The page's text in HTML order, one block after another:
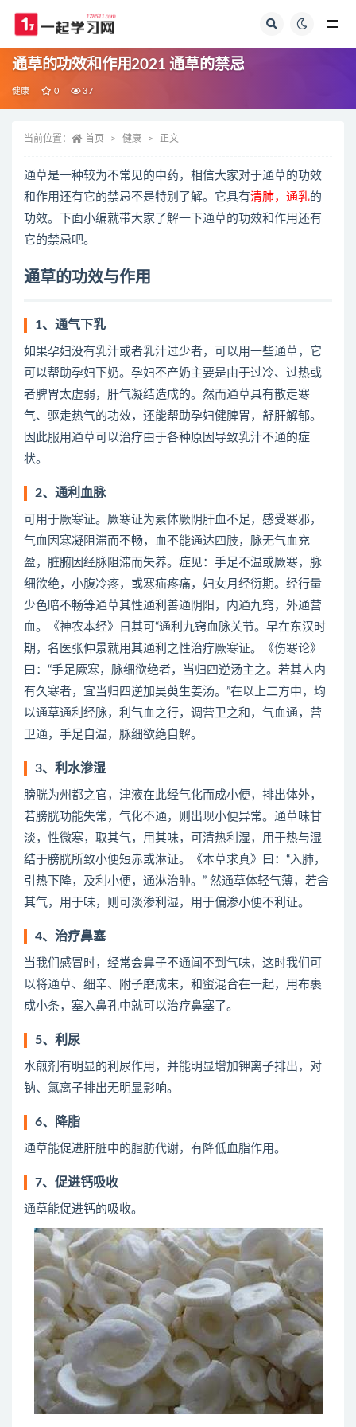
通草的功效和作用2021 通草的禁忌
健康 0 37
当前位置： 首页 健康 正文
通草是一种较为不常见的中药，相信大家对于通草的功效
和作用还有它的禁忌不是特别了解。它具有清肺，通乳的
功效。下面小编就带大家了解一下通草的功效和作用还有
它的禁忌吧。
通草的功效与作用
1、通气下乳
如果孕妇没有乳汁或者乳汁过少者，可以用一些通草，它
可以帮助孕妇下奶。孕妇不产奶主要是由于过冷、过热或
者脾胃太虚弱，肝气凝结造成的。然而通草具有散走寒
气、驱走热气的功效，还能帮助孕妇健脾胃，舒肝解郁。
因此服用通草可以治疗由于各种原因导致乳汁不通的症
状。
2、通利血脉
可用于厥寒证。厥寒证为素体厥阴肝血不足，感受寒邪，
气血因寒凝阻滞而不畅，血不能通达四肢，脉无气血充
盈，脏腑因经脉阻滞而失养。症见：手足不温或厥寒，脉
细欲绝，小腹冷疼，或寒疝疼痛，妇女月经衍期。经行量
少色暗不畅等通草其性通利善通阴阳，内通九窍，外通营
血。《神农本经》日其可“通利九窍血脉关节。早在东汉时
期，名医张仲景就用其通利之性治疗厥寒证。《伤寒论》
曰：“手足厥寒，脉细欲绝者，当归四逆汤主之。若其人内
有久寒者，宜当归四逆加吴萸生姜汤。”在以上二方中，均
以通草通利经脉，利气血之行，调营卫之和，气血通，营
卫通，手足自温，脉细欲绝自解。
3、利水渗湿
膀胱为州都之官，津液在此经气化而成小便，排出体外，
若膀胱功能失常，气化不通，则出现小便异常。通草味甘
淡，性微寒，取其气，用其味，可清热利湿，用于热与湿
结于膀胱所致小便短赤或淋证。《本草求真》曰：“入肺，
引热下降，及利小便，通淋治肿。” 然通草体轻气薄，若舍
其气，用于味，则可淡渗利湿，用于偏渗小便不利证。
4、治疗鼻塞
当我们感冒时，经常会鼻子不通闻不到气味，这时我们可
以将通草、细辛、附子磨成末，和蜜混合在一起，用布裹
成小条，塞入鼻孔中就可以治疗鼻塞了。
5、利尿
水煎剂有明显的利尿作用，并能明显增加钾离子排出，对
钠、氯离子排出无明显影响。
6、降脂
通草能促进肝脏中的脂肪代谢，有降低血脂作用。
7、促进钙吸收
通草能促进钙的吸收。